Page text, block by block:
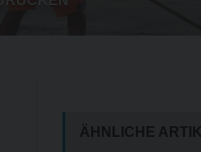
ÄHNLICHE